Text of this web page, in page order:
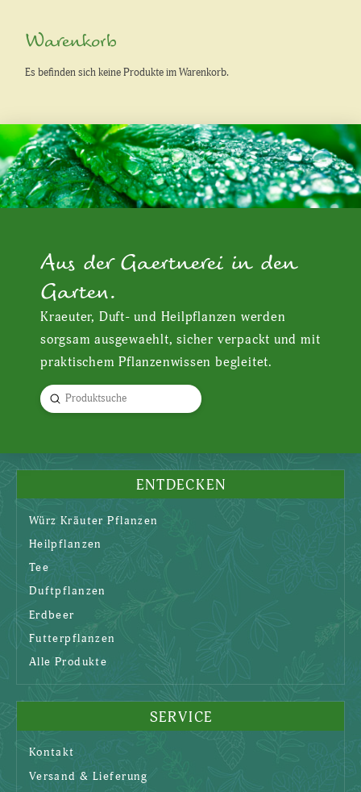
Warenkorb
Es befinden sich keine Produkte im Warenkorb.
Aus der Gaertnerei in den
Garten.
Kraeuter, Duft- und Heilpflanzen werden
sorgsam ausgewaehlt, sicher verpackt und mit
praktischem Pflanzenwissen begleitet.
Search
Submit
ENTDECKEN
Würz Kräuter Pflanzen
Heilpflanzen
Tee
Duftpflanzen
Erdbeer
Futterpflanzen
Alle Produkte
SERVICE
Kontakt
Versand & Lieferung